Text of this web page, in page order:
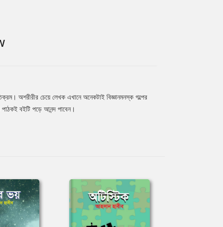
অশরীরীর চেয়ে লেখক এখানে অনেকটাই বিজ্ঞানমনস্ক গল্পের
বইটি পড়ে আনন্দ পাবেন।